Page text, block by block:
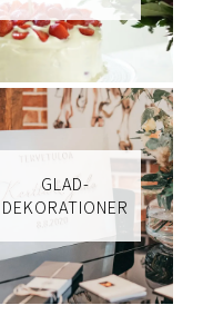
GLAD-
DEKORATIONER